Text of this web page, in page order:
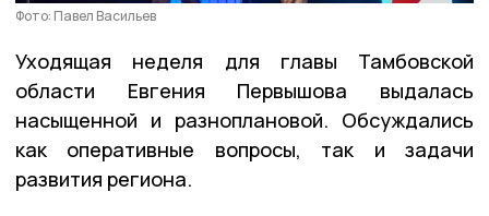
Фото: Павел Васильев
Уходящая неделя для главы Тамбовской
области Евгения Первышова выдалась
насыщенной и разноплановой. Обсуждались
как оперативные вопросы, так и задачи
развития региона.